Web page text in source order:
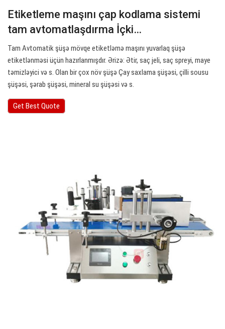
Etiketleme maşını çap kodlama sistemi
tam avtomatlaşdırma İçki…
Tam Avtomatik şüşə mövqe etiketləmə maşını yuvarlaq şüşə
etiketlənməsi üçün hazırlanmışdır. Ərizə: Ətir, saç jeli, saç spreyi, maye
təmizləyici və s. Olan bir çox növ şüşə Çay saxlama şüşəsi, çilli sousu
şüşəsi, şərab şüşəsi, mineral su şüşəsi və s.
Get Best Quote